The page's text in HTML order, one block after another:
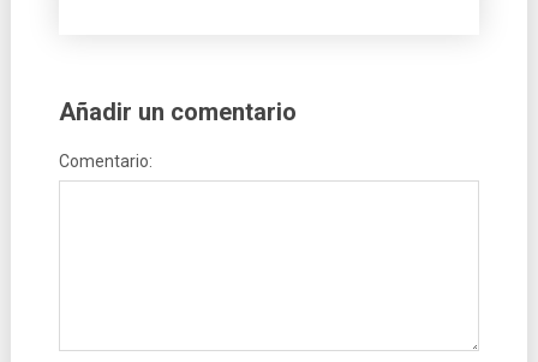
Añadir un comentario
Comentario: